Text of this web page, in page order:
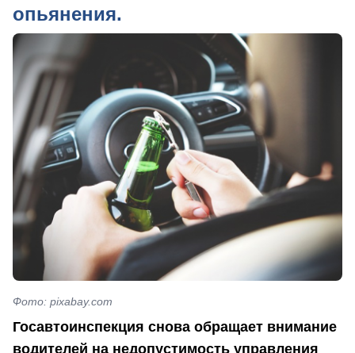
опьянения.
Фото: pixabay.com
Госавтоинспекция снова обращает внимание
водителей на недопустимость управления